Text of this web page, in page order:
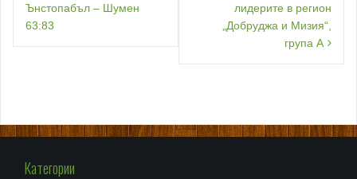
Ънстопабъл – Шумен
63:83
лидерите в регион
„Добруджа и Мизия“,
група А
Категории